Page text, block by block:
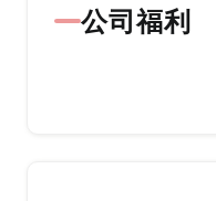
公司福利